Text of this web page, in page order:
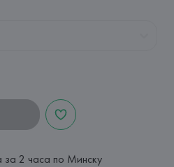
за 2 часа по Минску